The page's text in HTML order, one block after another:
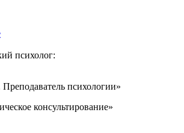
психолог:
психологии»
консультирование»